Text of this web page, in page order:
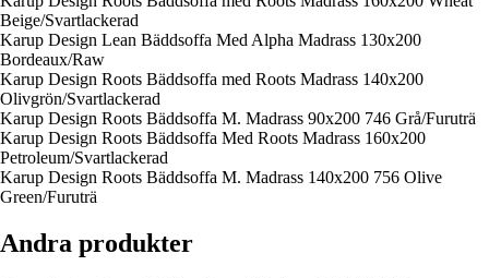
Beige/Svartlackerad
Karup Design Lean Bäddsoffa Med Alpha Madrass 130x200
Bordeaux/Raw
Karup Design Roots Bäddsoffa med Roots Madrass 140x200
Olivgrön/Svartlackerad
Karup Design Roots Bäddsoffa M. Madrass 90x200 746 Grå/Furuträ
Karup Design Roots Bäddsoffa Med Roots Madrass 160x200
Petroleum/Svartlackerad
Karup Design Roots Bäddsoffa M. Madrass 140x200 756 Olive
Green/Furuträ
Andra produkter